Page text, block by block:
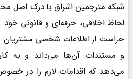
شبکه مترجمین اشراق با درک اصل
لحاظ اخلاقی، حرفه‌ای و قانونی
حراست از اطلاعات شخصی مشتریان و
و مستندات آن‌ها می‌داند و به
می‌دهد که اقدامات لازم را در